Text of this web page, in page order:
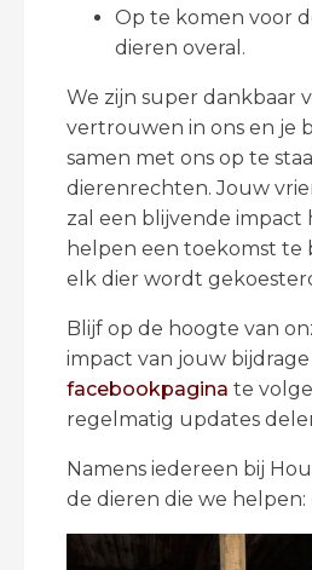
Op te komen voor
dieren overal.
We zijn super dankbaar
vertrouwen in ons en je
samen met ons op te
dierenrechten. Jouw
zal een blijvende impact
helpen een toekomst te
elk dier wordt
Blijf op de hoogte van
impact van jouw
facebookpagina te
regelmatig updates
Namens iedereen bij
de dieren die we helpen: